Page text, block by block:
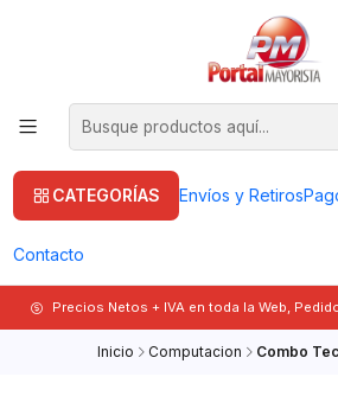
CATEGORÍAS Envíos y Retiros
Contacto
Precios Netos + IVA en toda la Web,
Inicio Computacion Combo